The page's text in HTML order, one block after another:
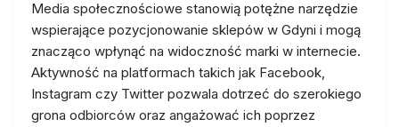
Media społecznościowe stanowią potężne narzędzie
wspierające pozycjonowanie sklepów w Gdyni i mogą
znacząco wpłynąć na widoczność marki w internecie.
Aktywność na platformach takich jak Facebook,
Instagram czy Twitter pozwala dotrzeć do szerokiego
grona odbiorców oraz angażować ich poprzez